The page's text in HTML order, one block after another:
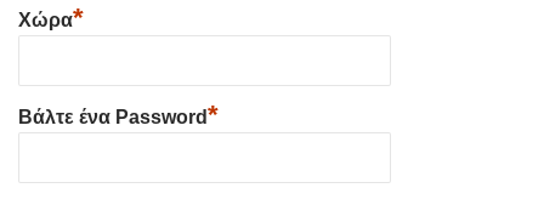
Χώρα*
Βάλτε ένα Password*